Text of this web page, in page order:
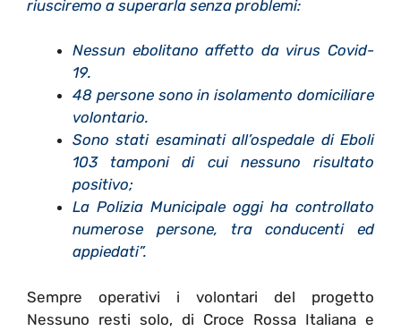
riusciremo a superarla senza problemi:
Nessun ebolitano affetto da virus Covid-
19.
48 persone sono in isolamento domiciliare
volontario.
Sono stati esaminati all’ospedale di Eboli
103 tamponi di cui nessuno risultato
positivo;
La Polizia Municipale oggi ha controllato
numerose persone, tra conducenti ed
appiedati”.
Sempre operativi i volontari del progetto
Nessuno resti solo, di Croce Rossa Italiana e